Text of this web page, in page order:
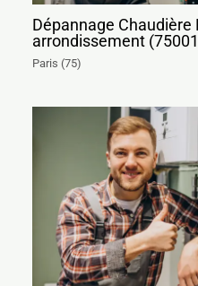
Dépannage Chaudière
arrondissement
Paris (75)